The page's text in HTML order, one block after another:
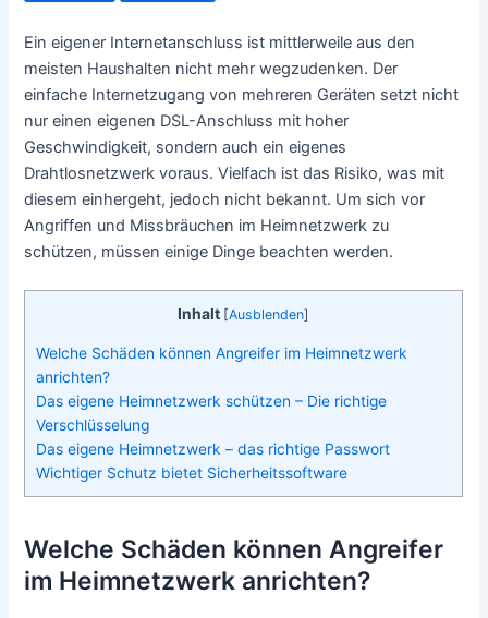
Ein eigener Internetanschluss ist mittlerweile aus den
meisten Haushalten nicht mehr wegzudenken. Der
einfache Internetzugang von mehreren Geräten setzt nicht
nur einen eigenen DSL-Anschluss mit hoher
Geschwindigkeit, sondern auch ein eigenes
Drahtlosnetzwerk voraus. Vielfach ist das Risiko, was mit
diesem einhergeht, jedoch nicht bekannt. Um sich vor
Angriffen und Missbräuchen im Heimnetzwerk zu
schützen, müssen einige Dinge beachten werden.
Inhalt [Ausblenden]
Welche Schäden können Angreifer im Heimnetzwerk
anrichten?
Das eigene Heimnetzwerk schützen – Die richtige
Verschlüsselung
Das eigene Heimnetzwerk – das richtige Passwort
Wichtiger Schutz bietet Sicherheitssoftware
Welche Schäden können Angreifer
im Heimnetzwerk anrichten?